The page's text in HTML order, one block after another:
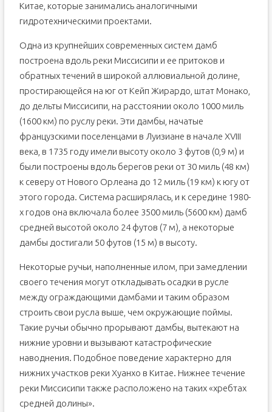
Китае, которые занимались аналогичными
гидротехническими проектами.
Одна из крупнейших современных систем дамб
построена вдоль реки Миссисипи и ее притоков и
обратных течений в широкой аллювиальной долине,
простирающейся на юг от Кейп Жирардо, штат Монако,
до дельты Миссисипи, на расстоянии около 1000 миль
(1600 км) по руслу реки. Эти дамбы, начатые
французскими поселенцами в Луизиане в начале XVIII
века, в 1735 году имели высоту около 3 футов (0,9 м) и
были построены вдоль берегов реки от 30 миль (48 км)
к северу от Нового Орлеана до 12 миль (19 км) к югу от
этого города. Система расширялась, и к середине 1980-
х годов она включала более 3500 миль (5600 км) дамб
средней высотой около 24 футов (7 м), а некоторые
дамбы достигали 50 футов (15 м) в высоту.
Некоторые ручьи, наполненные илом, при замедлении
своего течения могут откладывать осадки в русле
между ограждающими дамбами и таким образом
строить свои русла выше, чем окружающие поймы.
Такие ручьи обычно прорывают дамбы, вытекают на
нижние уровни и вызывают катастрофические
наводнения. Подобное поведение характерно для
нижних участков реки Хуанхо в Китае. Нижнее течение
реки Миссисипи также расположено на таких «хребтах
средней долины».